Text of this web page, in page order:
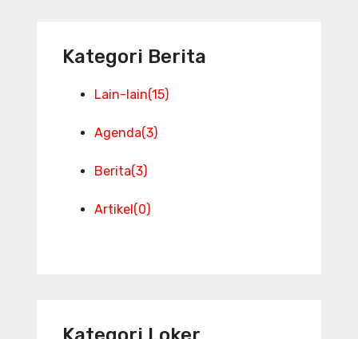
Kategori Berita
Lain-lain(15)
Agenda(3)
Berita(3)
Artikel(0)